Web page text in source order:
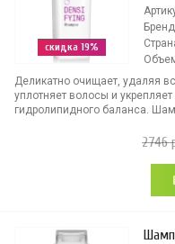
скидка 19%
Деликатно очищает, удаляя
уплотняет волосы и
гидролипидного баланса.
2746